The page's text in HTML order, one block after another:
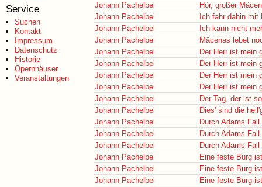
Service
Suchen
Kontakt
Impressum
Datenschutz
Historie
Opernhäuser
Veranstaltungen
Johann Pachelbel
Hör, großer
Johann Pachelbel
Ich fahr dahin mit
Johann Pachelbel
Ich kann nicht
Johann Pachelbel
Mäcenas lebet
Johann Pachelbel
Der Herr ist mein
Johann Pachelbel
Der Herr ist mein
Johann Pachelbel
Der Herr ist mein
Johann Pachelbel
Der Herr ist mein
Johann Pachelbel
Der Tag, der ist
Johann Pachelbel
Dies' sind die
Johann Pachelbel
Durch Adams
Johann Pachelbel
Durch Adams
Johann Pachelbel
Durch Adams
Johann Pachelbel
Eine feste Burg
Johann Pachelbel
Eine feste Burg
Johann Pachelbel
Eine feste Burg